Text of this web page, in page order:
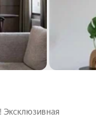
Эксклюзивная